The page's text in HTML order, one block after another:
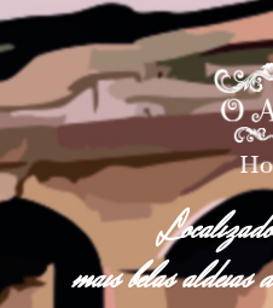
mais belas